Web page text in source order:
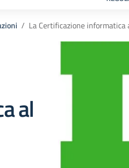
La Certificazione informatica
al